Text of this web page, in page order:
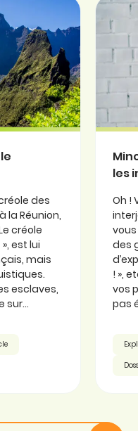
des
la Réunion,
créole
est lui
mais
esclaves,
sur...
les
Oh !
des
! »,
vos
pas